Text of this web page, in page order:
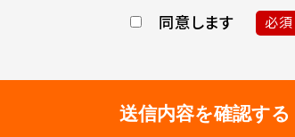
同意します 必須